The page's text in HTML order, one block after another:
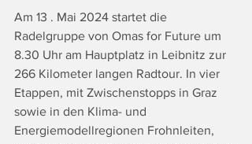
Am 13 . Mai 2024 startet die
Radelgruppe von Omas for Future um
8.30 Uhr am Hauptplatz in Leibnitz zur
266 Kilometer langen Radtour. In vier
Etappen, mit Zwischenstopps in Graz
sowie in den Klima- und
Energiemodellregionen Frohnleiten,